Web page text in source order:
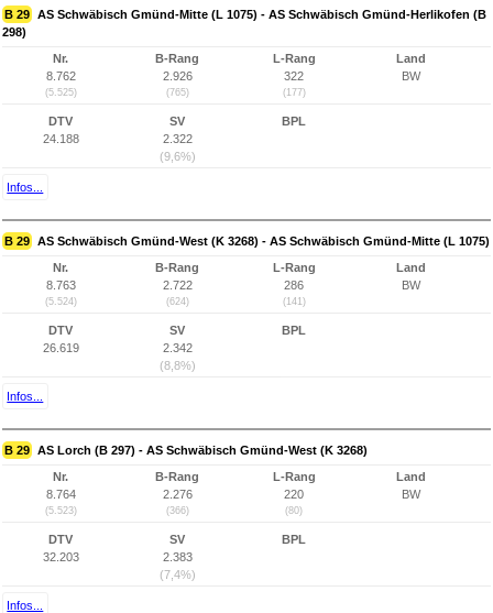
B 29 AS Schwäbisch Gmünd-Mitte (L 1075) - AS Schwäbisch Gmünd-Herlikofen (B
298)
Nr.
8.762
(5.525)
B-Rang
2.926
(765)
L-Rang
322
(177)
Land
BW
DTV
24.188
SV
2.322
(9,6%)
BPL
Infos...
B 29 AS Schwäbisch Gmünd-West (K 3268) - AS Schwäbisch Gmünd-Mitte (L 1075)
Nr.
8.763
(5.524)
B-Rang
2.722
(624)
L-Rang
286
(141)
Land
BW
DTV
26.619
SV
2.342
(8,8%)
BPL
Infos...
B 29 AS Lorch (B 297) - AS Schwäbisch Gmünd-West (K 3268)
Nr.
8.764
(5.523)
B-Rang
2.276
(366)
L-Rang
220
(80)
Land
BW
DTV
32.203
SV
2.383
(7,4%)
BPL
Infos...